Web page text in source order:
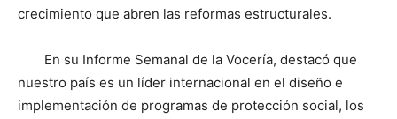
crecimiento que abren las reformas estructurales.
En su Informe Semanal de la Vocería, destacó que
nuestro país es un líder internacional en el diseño e
implementación de programas de protección social, los